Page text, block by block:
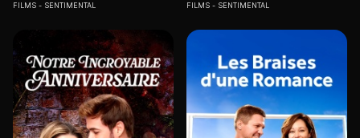
FILMS SENTIMENTAL FILMS SENTIMENTAL